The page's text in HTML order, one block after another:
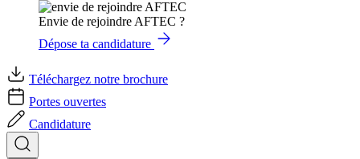
Envie de rejoindre AFTEC ?
Dépose ta candidature
Téléchargez notre brochure
Portes ouvertes
Candidature